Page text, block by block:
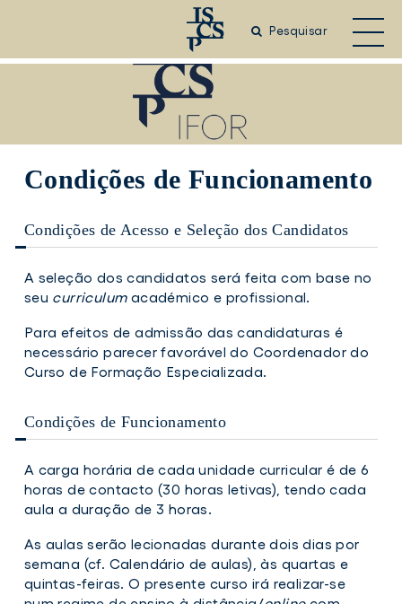
conteúdo
Pesquisar
Condições de Funcionamento
Condições de Acesso e Seleção dos Candidatos
A seleção dos candidatos será feita com base no
seu curriculumacadémico e profissional.
Para efeitos de admissão das candidaturas é
necessário parecer favorável do Coordenador do
Curso de Formação Especializada.
Condições de Funcionamento
A carga horária de cada unidade curricular é de 6
horas de contacto (30 horas letivas), tendo cada
aula a duração de 3 horas.
As aulas serão lecionadas durante dois dias por
semana (cf. Calendário de aulas), às quartas e
quintas-feiras. O presente curso irá realizar-se